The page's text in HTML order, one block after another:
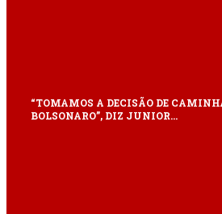
“TOMAMOS A DECISÃO DE
BOLSONARO”, DIZ JUNIOR…